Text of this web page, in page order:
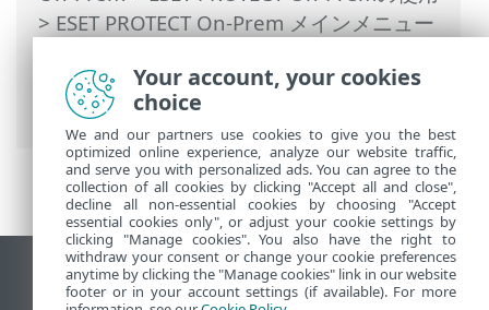
>ESET PROTECT On-Prem メインメニュー
止(ESET Managementエージェントのアン
インストール)
デスクトップサイトの表示
Your account, your cookies
choice
We and our partners use cookies to give you the best
optimized online experience, analyze our website traffic,
and serve you with personalized ads. You can agree to the
collection of all cookies by clicking "Accept all and close",
decline all non-essential cookies by choosing "Accept
essential cookies only", or adjust your cookie settings by
clicking "Manage cookies". You also have the right to
withdraw your consent or change your cookie preferences
anytime by clicking the "Manage cookies" link in our website
footer or in your account settings (if available). For more